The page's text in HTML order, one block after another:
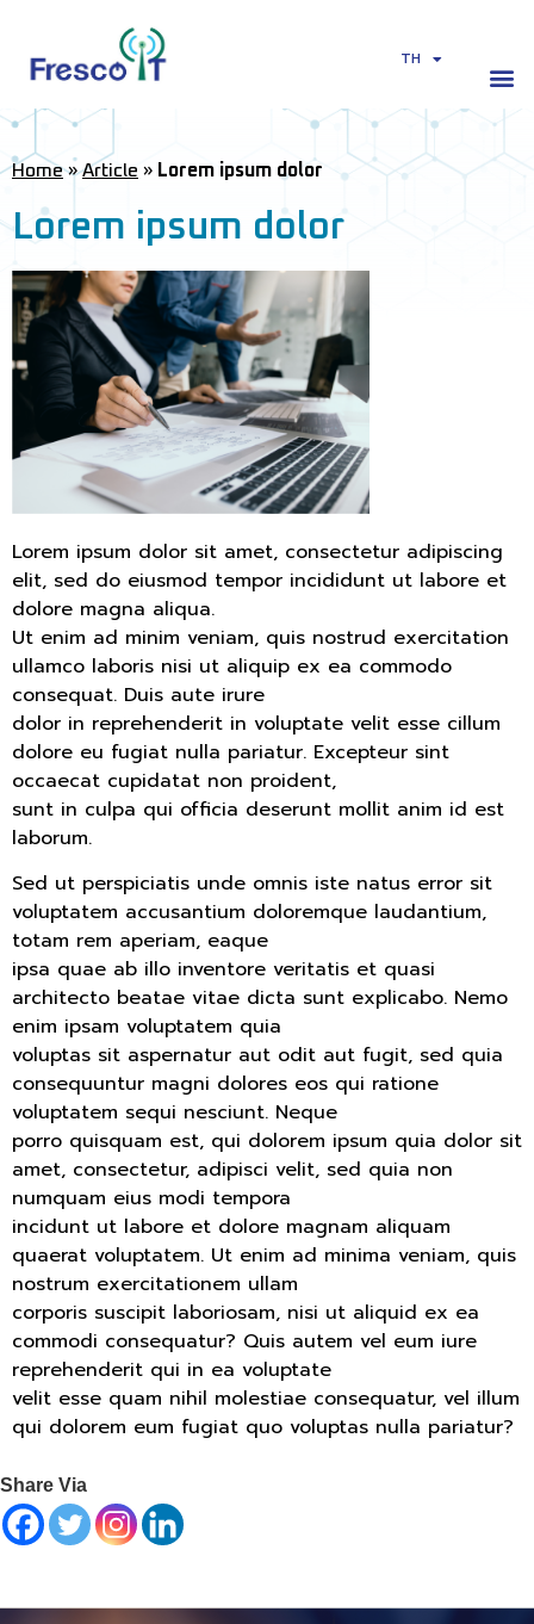
TH
EN
Home»Article » Lorem ipsum dolor
Lorem ipsum dolor
Lorem ipsum dolor sit amet, consectetur adipiscing
elit, sed do eiusmod tempor incididunt ut labore et
dolore magna aliqua.
Ut enim ad minim veniam, quis nostrud exercitation
ullamco laboris nisi ut aliquip ex ea commodo
consequat. Duis aute irure
dolor in reprehenderit in voluptate velit esse cillum
dolore eu fugiat nulla pariatur. Excepteur sint
occaecat cupidatat non proident,
sunt in culpa qui officia deserunt mollit anim id est
laborum.
Sed ut perspiciatis unde omnis iste natus error sit
voluptatem accusantium doloremque laudantium,
totam rem aperiam, eaque
ipsa quae ab illo inventore veritatis et quasi
architecto beatae vitae dicta sunt explicabo. Nemo
enim ipsam voluptatem quia
voluptas sit aspernatur aut odit aut fugit, sed quia
consequuntur magni dolores eos qui ratione
voluptatem sequi nesciunt. Neque
porro quisquam est, qui dolorem ipsum quia dolor sit
amet, consectetur, adipisci velit, sed quia non
numquam eius modi tempora
incidunt ut labore et dolore magnam aliquam
quaerat voluptatem. Ut enim ad minima veniam, quis
nostrum exercitationem ullam
corporis suscipit laboriosam, nisi ut aliquid ex ea
commodi consequatur? Quis autem vel eum iure
reprehenderit qui in ea voluptate
velit esse quam nihil molestiae consequatur, vel illum
qui dolorem eum fugiat quo voluptas nulla pariatur?
Share Via